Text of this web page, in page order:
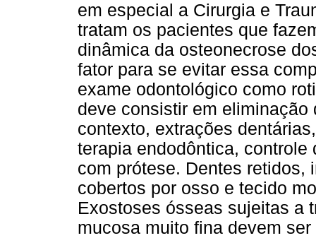
em especial a Cirurgia e
tratam os pacientes que
dinâmica da osteonecrose
fator para se evitar essa
exame odontológico como
deve consistir em
contexto, extrações
terapia endodôntica,
com prótese. Dentes retidos,
cobertos por osso e tecido
Exostoses ósseas sujeitas a
mucosa muito fina devem